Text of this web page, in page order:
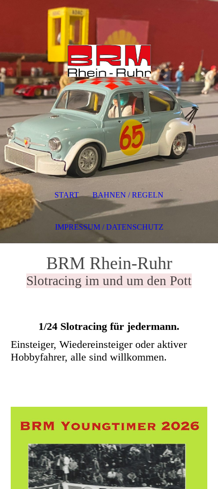
BRM Rhein-Ruhr
Slotracing im und um den Pott
1/24 Slotracing für jedermann.
Einsteiger, Wiedereinsteiger oder aktiver
Hobbyfahrer, alle sind willkommen.
START BAHNEN / REGELN
IMPRESSUM / DATENSCHUTZ